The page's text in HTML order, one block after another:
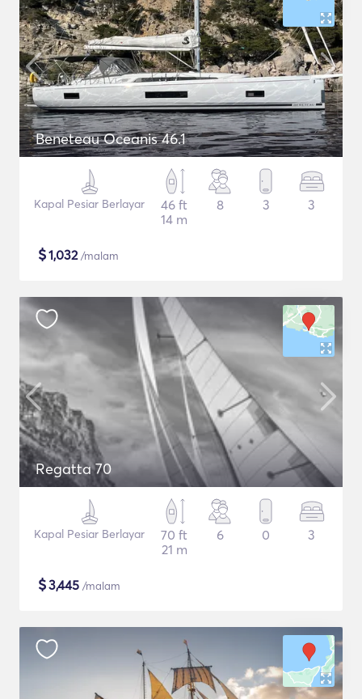
Beneteau Oceanis 46.1
Kapal Pesiar Berlayar
46 ft
14 m
8 3 3
$1,032/malam
Regatta 70
Kapal Pesiar Berlayar
70 ft
21 m
6 0 3
$3,445 /malam